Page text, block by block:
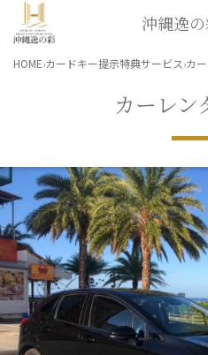
沖縄逸
HOME カードキー提示特典サービス カ
カーレン